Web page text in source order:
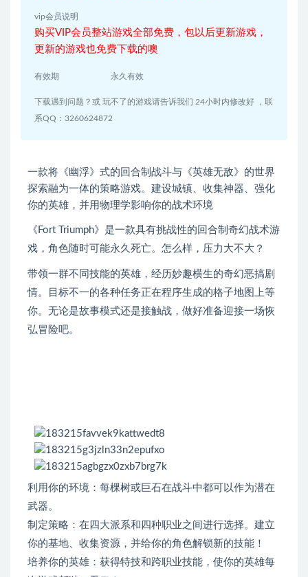
vip会员说明
购买VIP会员整站游戏全部免费，包以后更新游戏，
更新的游戏也免费下载的噢
有效期 永久有效
下载遇到问题？或 玩不了的游戏请告诉我们 24小时内修改好 ，联
系QQ：3260624872
一款将《幽浮》式的回合制战斗与《英雄无敌》的世界
探索融为一体的策略游戏。建设城镇、收集神器、强化
你的英雄，并用物理学影响你的战术环境
《Fort Triumph》是一款具有挑战性的回合制奇幻战术游
戏，角色随时可能永久死亡。怎么样，压力大不大？
带领一群不同技能的英雄，经历妙趣横生的奇幻恶搞剧
情。目标不一的各种任务正在程序生成的格子地图上等
你。无论是故事模式还是接触战，做好准备迎接一场恢
弘冒险吧。
利用你的环境：每棵树或巨石在战斗中都可以作为潜在
武器。
制定策略：在四大派系和四种职业之间进行选择。建立
你的基地、收集资源，并给你的角色解锁新的技能！
培养你的英雄：获得特技和跨职业技能，使你的英雄每